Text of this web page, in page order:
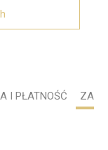
I PŁATNOŚĆ